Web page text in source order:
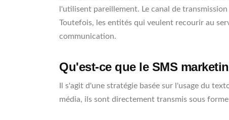
l'utilisent pareillement. Le canal de
Toutefois, les entités qui veulent recourir au
communication.
Qu'est-ce que le SMS
Il s'agit d'une stratégie basée sur l'usage du
média, ils sont directement transmis sous